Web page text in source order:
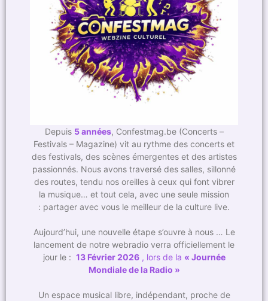
Depuis 5 années, Confestmag.be (Concerts –
Festivals – Magazine) vit au rythme des concerts et
des festivals, des scènes émergentes et des artistes
passionnés. Nous avons traversé des salles, sillonné
des routes, tendu nos oreilles à ceux qui font vibrer
la musique… et tout cela, avec une seule mission
: partager avec vous le meilleur de la culture live.
Aujourd’hui, une nouvelle étape s’ouvre à nous … Le
lancement de notre webradio verra officiellement le
jour le : 13 Février 2026, lors de la « Journée
Mondiale de la Radio »
Un espace musical libre, indépendant, proche de